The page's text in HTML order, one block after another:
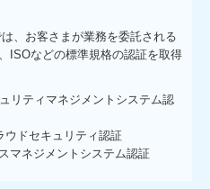
、お客さまが業務を委託される
ISOなどの標準規格の認証を取得
リティマネジメントシステム認
ウドセキュリティ認証
マネジメントシステム認証